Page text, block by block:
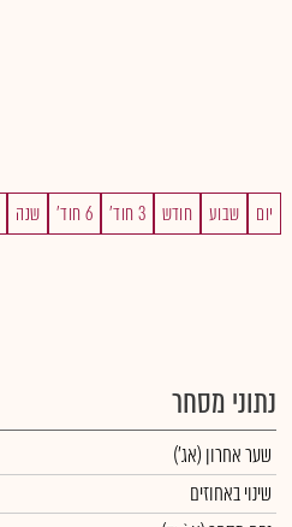
יום שבוע חודש 3 חוד' 6 חוד' שנה
נתוני מסחר
שער אחרון (אג')
שינוי באחוזים